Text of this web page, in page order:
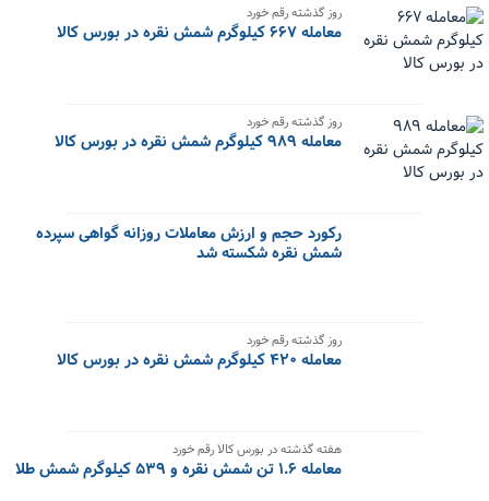
روز گذشته رقم خورد
معامله ۶۶۷ کیلوگرم شمش نقره در بورس کالا
روز گذشته رقم خورد
معامله ۹۸۹ کیلوگرم شمش نقره در بورس کالا
رکورد حجم و ارزش معاملات روزانه گواهی سپرده
شمش نقره شکسته شد
روز گذشته رقم خورد
معامله ۴۲۰ کیلوگرم شمش نقره در بورس کالا
هفته گذشته در بورس کالا رقم خورد
معامله ۱.۶ تن شمش نقره و ۵۳۹ کیلوگرم شمش طلا